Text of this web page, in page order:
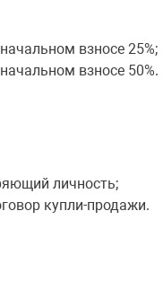
взносе 25%;
взносе 50%.
личность;
купли-продажи.